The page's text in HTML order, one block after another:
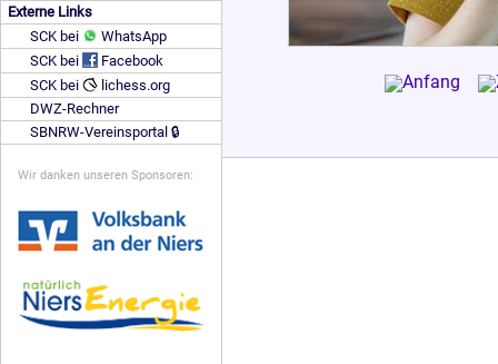
Externe Links
SCK bei
WhatsApp
SCK bei
Facebook
SCK bei
lichess.org
DWZ-Rechner
SBNRW-Vereinsportal 🔒
Wir danken unseren Sponsoren: